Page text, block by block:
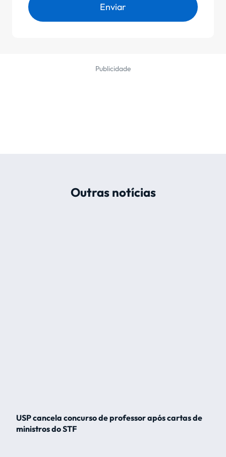
Enviar
Publicidade
Outras notícias
USP cancela concurso de professor após cartas de
ministros do STF